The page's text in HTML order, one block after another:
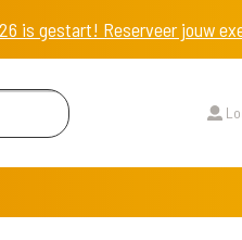
is gestart! Reserveer jouw